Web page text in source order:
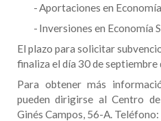
-Aportaciones en
- Inversiones en Economía
El plazo para solicitar
finaliza el día 30 de septiembre
Para obtener más
pueden dirigirse al Centro
Ginés Campos, 56-A.